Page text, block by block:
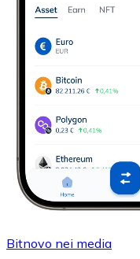
Bitnovo nei media